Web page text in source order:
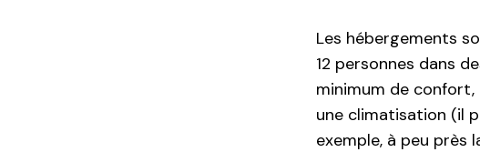
Les hébergements
12 personnes dans
minimum de confort,
une climatisation (il
exemple, à peu près